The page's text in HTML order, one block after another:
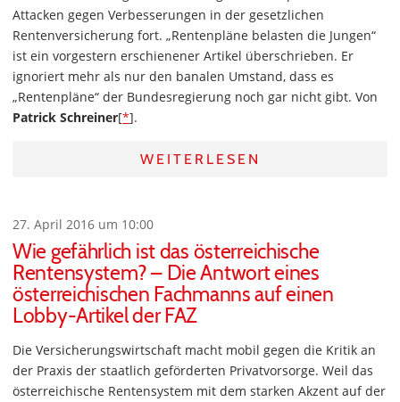
Attacken gegen Verbesserungen in der gesetzlichen
Rentenversicherung fort. „Rentenpläne belasten die Jungen“
ist ein vorgestern erschienener Artikel überschrieben. Er
ignoriert mehr als nur den banalen Umstand, dass es
„Rentenpläne“ der Bundesregierung noch gar nicht gibt. Von
Patrick Schreiner[*].
WEITERLESEN
27. April 2016 um 10:00
Wie gefährlich ist das österreichische
Rentensystem? – Die Antwort eines
österreichischen Fachmanns auf einen
Lobby-Artikel der FAZ
Die Versicherungswirtschaft macht mobil gegen die Kritik an
der Praxis der staatlich geförderten Privatvorsorge. Weil das
österreichische Rentensystem mit dem starken Akzent auf der